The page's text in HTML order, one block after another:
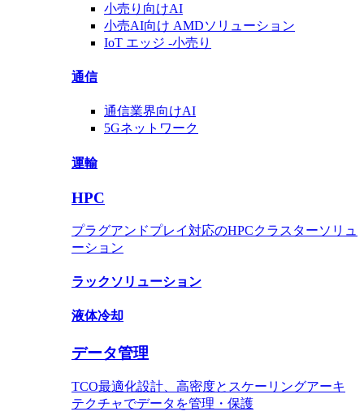
小売り向けAI
小売AI向け AMDソリューション
IoT エッジ -小売り
通信
通信業界向けAI
5Gネットワ​​ーク
運輸
HPC
プラグアンドプレイ対応のHPCクラスターソリュ
ーション
ラックソリューション
液体冷却
データ管理
TCO最適化設計、高密度とスケーリングアーキ
テクチャでデータを管理・保護